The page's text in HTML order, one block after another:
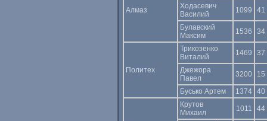
Алмаз
Ходасевич
Василий
1099 41
Булавский
Максим
1536 34
Политех
Трикозенко
Виталий
1469 37
Джежора
Павел
3200 15
Бусько Артем 1374 40
Крутов
Михаил
1011 44